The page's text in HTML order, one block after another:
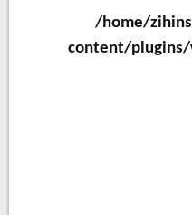
/home/
content/plugins/